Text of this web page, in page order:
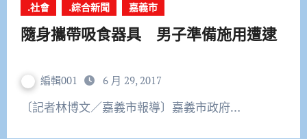
.社會 .綜合新聞 嘉義市
隨身攜帶吸食器具 男子準備施用遭逮
編輯001 6 月 29, 2017
〔記者林博文／嘉義市報導〕嘉義市政府…